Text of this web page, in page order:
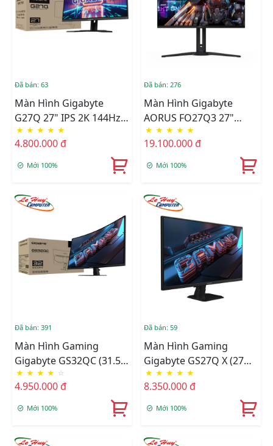
Đã bán: 63
Màn Hình Gigabyte
G27Q 27" IPS 2K 144Hz
Chuyên Game
★ ★ ★ ★ ★
4.800.000 đ
Mới 100%
Đã bán: 276
Màn Hình Gigabyte
AORUS FO27Q3 27"
OLED 2K 360Hz Chuyên
Game
★ ★ ★ ★ ★
19.100.000 đ
Mới 100%
Đã bán: 391
Màn Hình Gaming
Gigabyte GS32QC (31.5
Inch/ 2560 X 1440/ 300
Cd/m2/ 1ms/ 170Hz/
Curved)
★ ★ ★ ★ ☆
4.950.000 đ
Mới 100%
Đã bán: 59
Màn Hình Gaming
Gigabyte GS27Q X (27
Inch/ 2560 X 1440/ 300
Cd/m2/ 1ms/ 240Hz)
★ ★ ★ ★ ★
8.350.000 đ
Mới 100%